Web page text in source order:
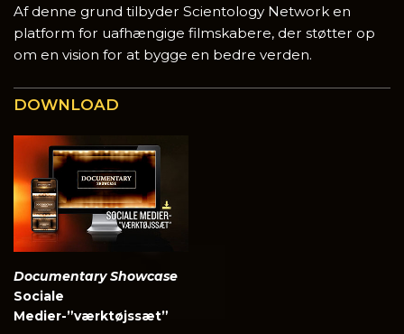
Af denne grund tilbyder Scientology Network en
platform for uafhængige filmskabere, der støtter op
om en vision for at bygge en bedre verden.
DOWNLOAD
Documentary Showcase
Sociale
Medier-”værktøjssæt”